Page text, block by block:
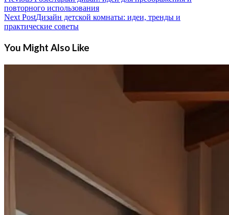
повторного использования
Next PostДизайн детской комнаты: идеи, тренды и
практические советы
You Might Also Like